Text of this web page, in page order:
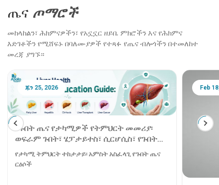
ጤና ጦማሮች
መከላከልን፣ ሕክምናዎችን፣ የአኗኗር ዘይቤ ምክሮችን እና የሕክምና
እድገቶችን የሚሸፍኑ በባለሙያዎች የተጻፉ የጤና ብሎጎችን በተመለከተ
መረጃ ያግኙ።
ጁን 25, 2026
የጉበት ጤና የታካሚዎች የትምህርት መመሪያ፡
ወፍራም ጉበት፣ ሄፓታይተስ፣ ሲርሆሲስ፣ የጉበት
ንቅለ ተከላ እና የጉበት ካንሰር
የታካሚ ትምህርት ተከታታይ፡ አምስት አስፈላጊ የጉበት ጤና
ርዕሶች
Feb